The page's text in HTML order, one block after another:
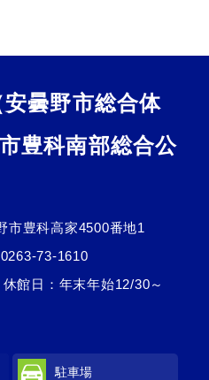
曇野市総合体
豊科南部総合公
市豊科高家4500番地1
73-1610
館日：年末年始12/30～
駐車場